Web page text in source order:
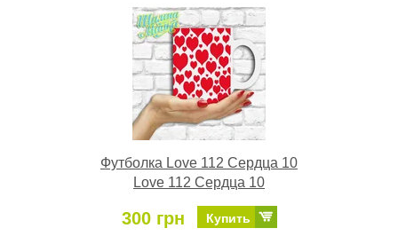
Футболка Love 112 Сердца 10
Love 112 Сердца 10
300 грн Купить